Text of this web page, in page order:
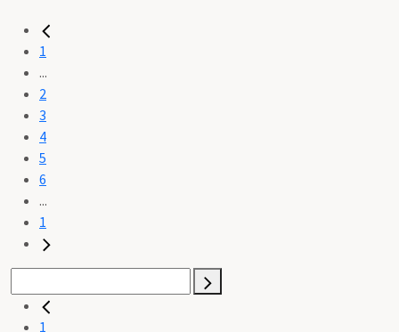
1
...
2
3
4
5
6
...
1
1